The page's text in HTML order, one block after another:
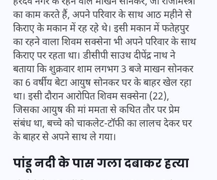
का काम करते हैं, अपने परिवार के साथ आठ महीने से
किराए के मकान में रह रहे थे। इसी मकान में फतेहपुर
का रहने वाला शिवम सक्सेना भी अपने परिवार के साथ
किराए पर रहता था। डीसीपी साउथ दीपेंद्र नाथ ने
बताया कि शुक्रवार शाम लगभग 3 बजे माखन सोनकर
का 6 वर्षीय बेटा आयुष सोनकर घर के बाहर खेल रहा
था। इसी दौरान आरोपित शिवम सक्सेना (22),
जिसका आयुष की मां ममता से कथित तौर पर प्रेम
संबंध था, बच्चे को चाकलेट-टॉफी का लालच देकर घर
के बाहर से अपने साथ ले गया।
पांडू नदी के पास गला दबाकर हत्या